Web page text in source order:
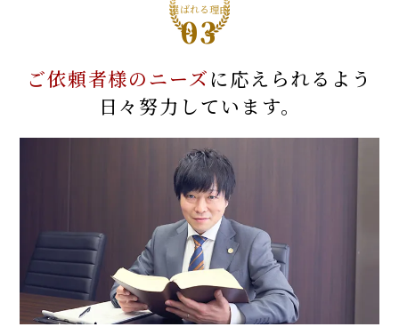
選ばれる理由
03
ご依頼者様のニーズに応えられるよう
日々努力しています。